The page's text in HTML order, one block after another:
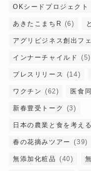
OKシードプロジェクト
あきたこまちR (6)
アグリビジネス創出フ
インナーチャイルド (5)
プレスリリース (14)
ワクチン (62) 医食
新春豊受トーク (3)
日本の農業と食を考え
春の花摘みツアー (39)
無添加化粧品 (40)